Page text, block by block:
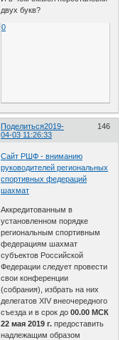
двух букв?
0
Поделиться 146
2019-
04-03 11:26:33
Сайт РШФ - вниманию
руководителей региональных
спортивных федераций
шахмат
Аккредитованным в
установленном порядке
региональным спортивным
федерациям шахмат
субъектов Российской
Федерации следует провести
свои конференции
(собрания), избрать на них
делегатов ХIV внеочередного
съезда и в срок до00.00 МСК
22 мая 2019 г. предоставить
надлежащим образом